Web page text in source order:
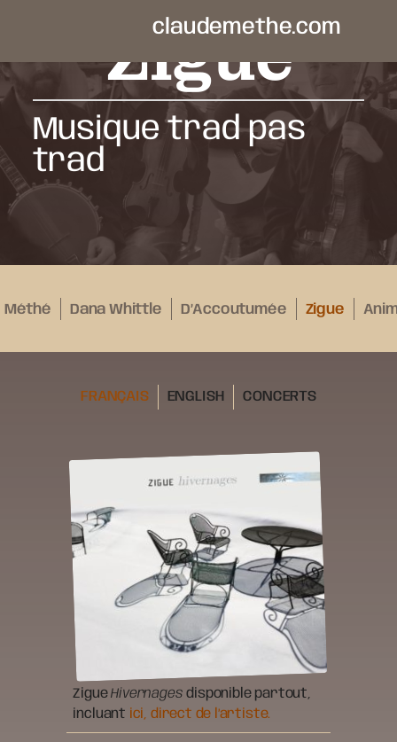
claudemethe.com
Zigue
Musique trad pas
trad
Méthé Dana Whittle D’Accoutumée Zigue
FRANÇAIS ENGLISH CONCERTS
ZigueHivernages disponible partout,
incluant ici, direct de l’artiste.